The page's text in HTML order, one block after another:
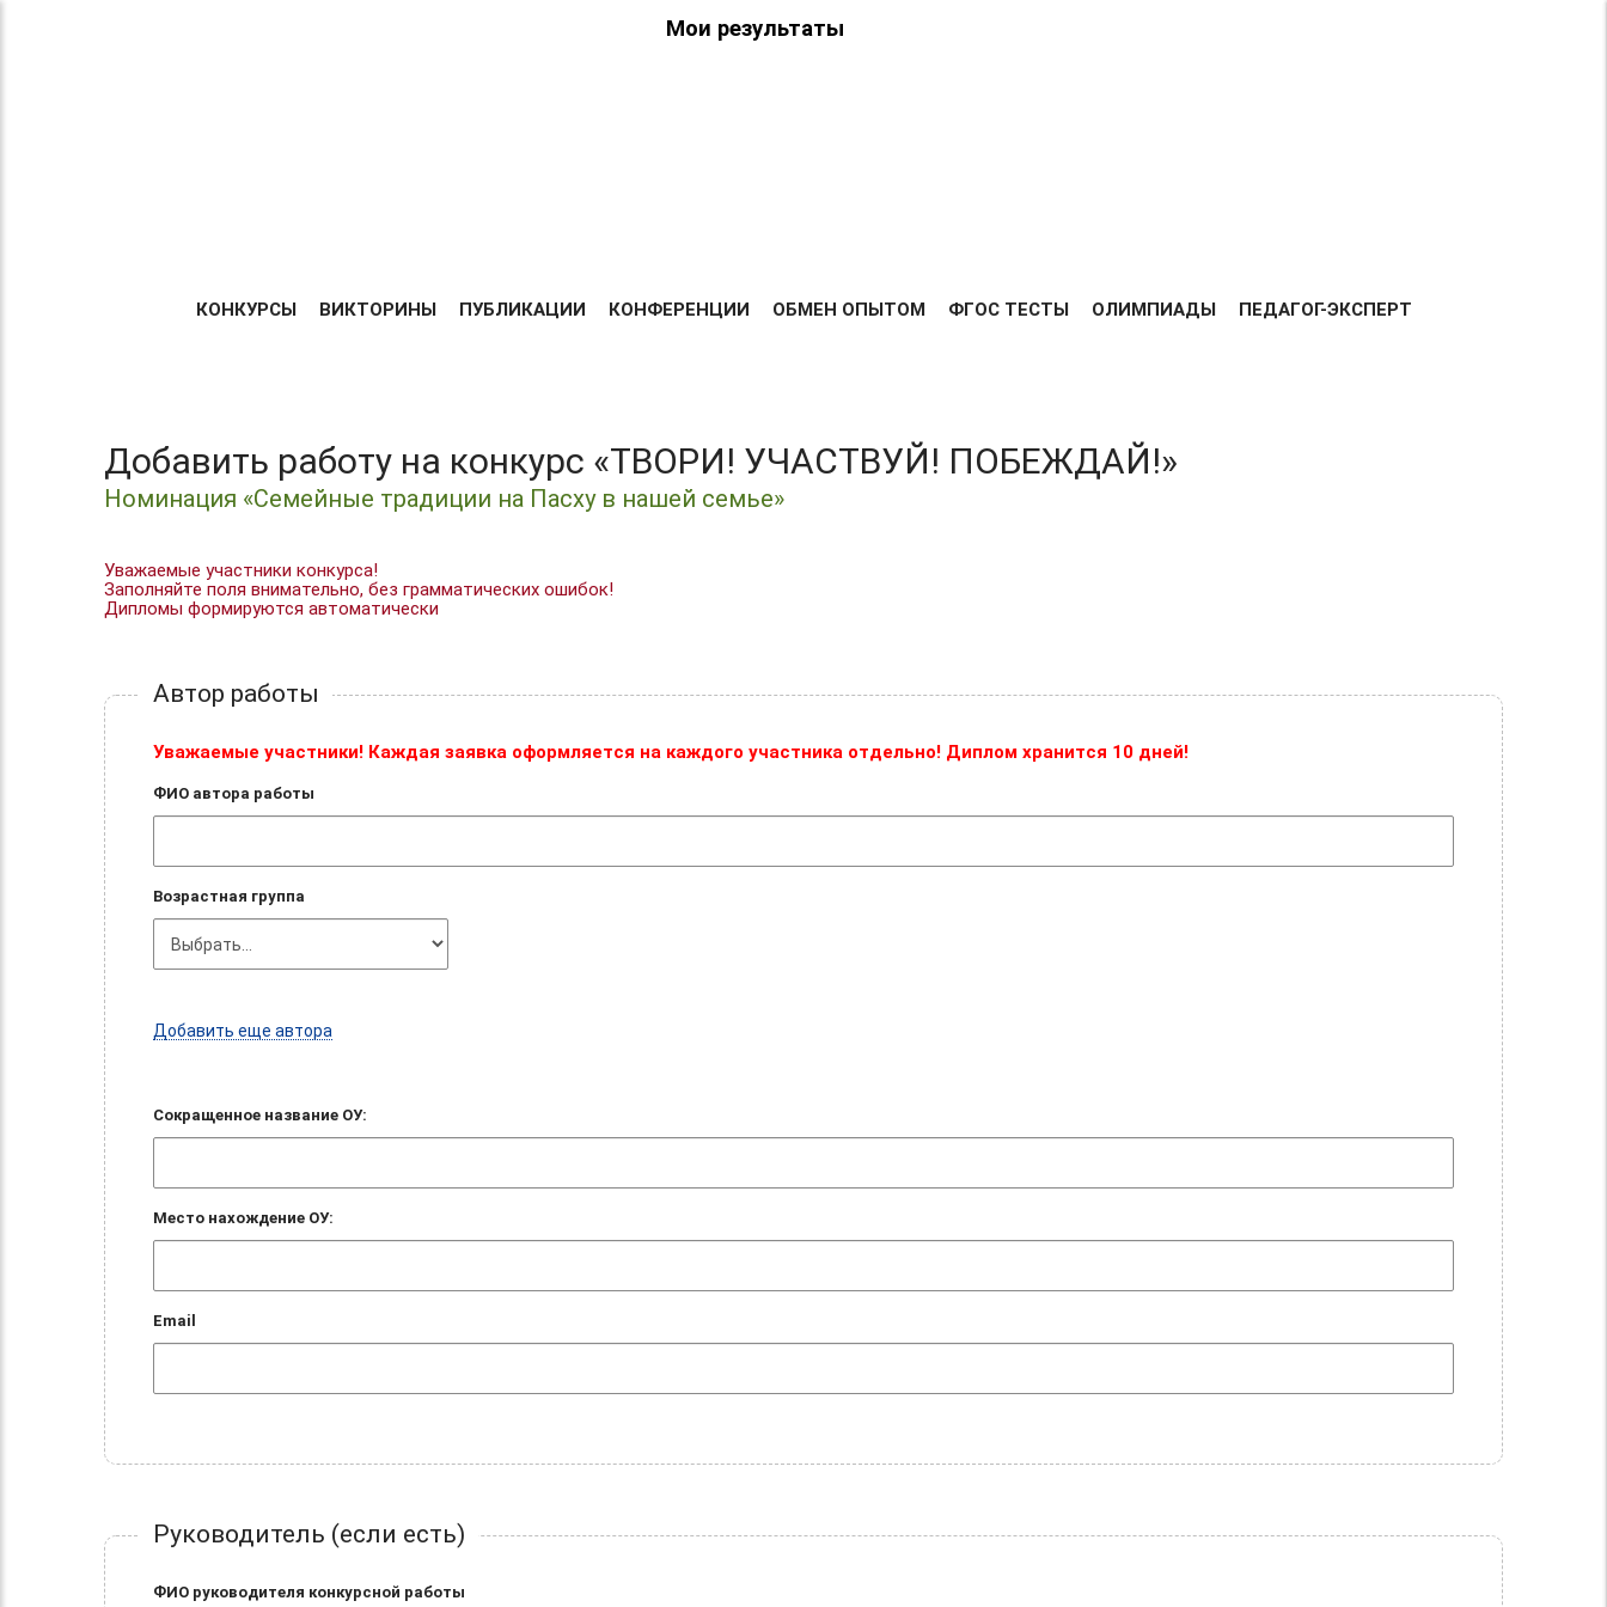
Мои результаты
КОНКУРСЫ ВИКТОРИНЫ ПУБЛИКАЦИИ КОНФЕРЕНЦИИ ОБМЕН ОПЫТОМ ФГОС ТЕСТЫ ОЛИМПИАДЫ ПЕДАГОГ-ЭКСПЕРТ
Добавить работу на конкурс «ТВОРИ! УЧАСТВУЙ! ПОБЕЖДАЙ!»
Номинация «Семейные традиции на Пасху в нашей семье»
Уважаемые участники конкурса!
Заполняйте поля внимательно, без грамматических ошибок!
Дипломы формируются автоматически
Автор работы
Уважаемые участники! Каждая заявка оформляется на каждого участника отдельно! Диплом хранится 10 дней!
ФИО автора работы
Возрастная группа
Добавить еще автора
Сокращенное название ОУ:
Место нахождение ОУ:
Email
Руководитель (если есть)
ФИО руководителя конкурсной работы